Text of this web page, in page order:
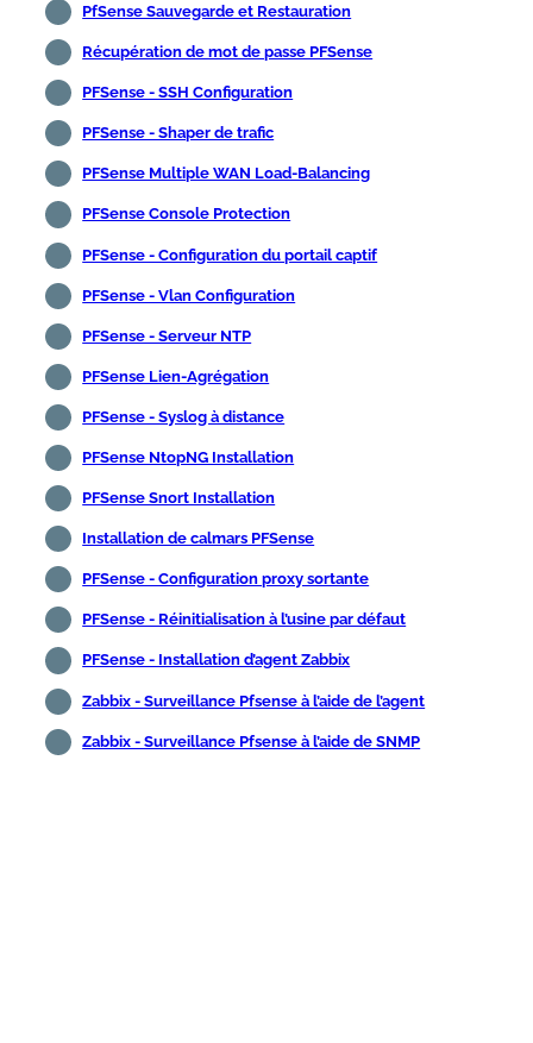
PfSense Sauvegarde et Restauration
Récupération de mot de passe PFSense
PFSense - SSH Configuration
PFSense - Shaper de trafic
PFSense Multiple WAN Load-Balancing
PFSense Console Protection
PFSense - Configuration du portail captif
PFSense - Vlan Configuration
PFSense - Serveur NTP
PFSense Lien-Agrégation
PFSense - Syslog à distance
PFSense NtopNG Installation
PFSense Snort Installation
Installation de calmars PFSense
PFSense - Configuration proxy sortante
PFSense - Réinitialisation à l’usine par défaut
PFSense - Installation d’agent Zabbix
Zabbix - Surveillance Pfsense à l’aide de l’agent
Zabbix - Surveillance Pfsense à l’aide de SNMP